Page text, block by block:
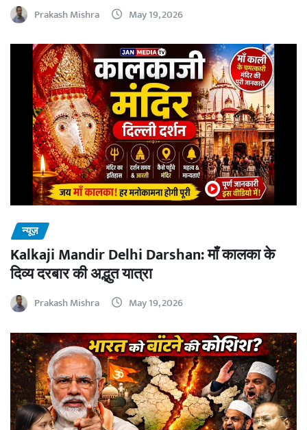
Prakash Mishra May 19, 2026
न्यूज़
Kalkaji Mandir Delhi Darshan: माँ कालका के
दिव्य दरबार की अद्भुत यात्रा
Prakash Mishra May 19, 2026